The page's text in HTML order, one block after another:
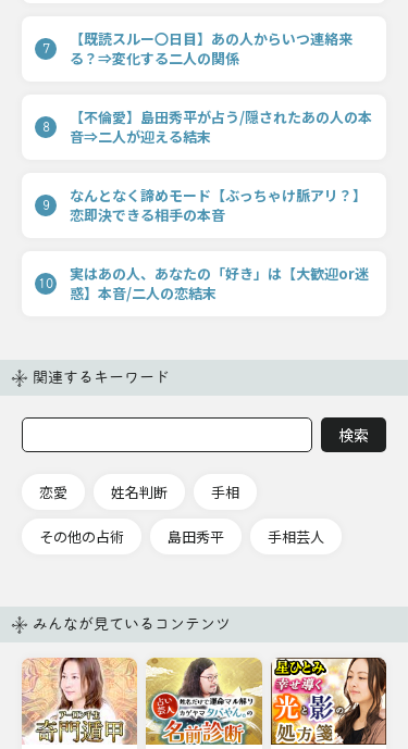
7
【既読スルー〇日目】あの人からいつ連絡来
る？⇒変化する二人の関係
8
【不倫愛】島田秀平が占う/隠されたあの人の本
音⇒二人が迎える結末
9
なんとなく諦めモード【ぶっちゃけ脈アリ？】
恋即決できる相手の本音
10
実はあの人、あなたの「好き」は【大歓迎or迷
惑】本音/二人の恋結末
関連するキーワード
恋愛 姓名判断 手相
その他の占術 島田秀平 手相芸人
みんなが見ているコンテンツ